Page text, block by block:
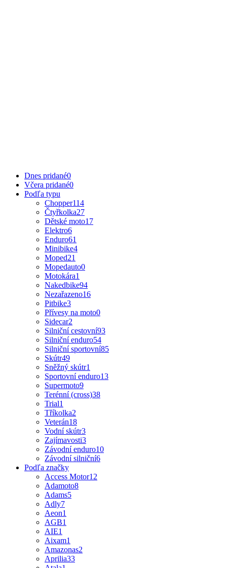
Dnes pridané0
Včera pridané0
Podľa typu
Chopper114
Čtyřkolka27
Dětské moto17
Elektro6
Enduro61
Minibike4
Moped21
Mopedauto0
Motokára1
Nakedbike94
Nezařazeno16
Pitbike3
Přívesy na moto0
Sidecar2
Silniční cestovní93
Silniční enduro54
Silniční sportovní85
Skútr49
Sněžný skútr1
Sportovní enduro13
Supermoto9
Terénní (cross)38
Trial1
Tříkolka2
Veterán18
Vodní skútr3
Zajímavosti3
Závodní enduro10
Závodní silniční6
Podľa značky
Access Motor12
Adamoto8
Adams5
Adly7
Aeon1
AGB1
AIE1
Aixam1
Amazonas2
Aprilia33